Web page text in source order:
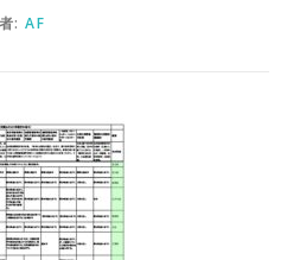
: AF